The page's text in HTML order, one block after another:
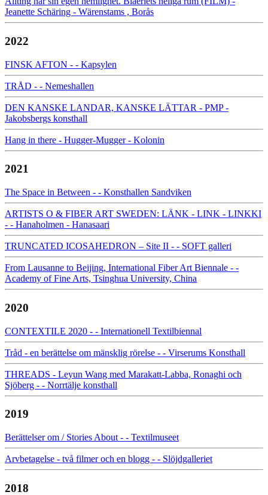
Jeanette Schäring - Wärenstams , Borås
2022
FINSK AFTON - - Kapsylen
TRÅD - - Nemeshallen
DEN KANSKE LANDAR, KANSKE LÄTTAR - PMP -
Jakobsbergs konsthall
Hang in there - Hugger-Mugger - Kolonin
2021
The Space in Between - - Konsthallen Sandviken
ARTISTS O & FIBER ART SWEDEN: LÄNK - LINK - LINKKI
- - Hanaholmen - Hanasaari
TRUNCATED ICOSAHEDRON – Site II - - SOFT galleri
From Lausanne to Beijing, International Fiber Art Biennale - -
Academy of Fine Arts, Tsinghua University, China
2020
CONTEXTILE 2020 - - Internationell Textilbiennal
Tråd - en berättelse om mänsklig rörelse - - Virserums Konsthall
THREADS - Leyun Wang med Marakatt-Labba, Ronaghi och
Sjöberg - - Norrtälje konsthall
2019
Berättelser om / Stories About - - Textilmuseet
Arvbetagelse - två filmer och en blogg - - Slöjdgalleriet
2018